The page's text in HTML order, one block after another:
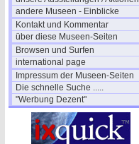
andere Museen - Einblicke
Kontakt und Kommentar
über diese Museen-Seiten
Browsen und Surfen
international page
Impressum der Museen-Seiten
Die schnelle Suche .....
"Werbung Dezent"